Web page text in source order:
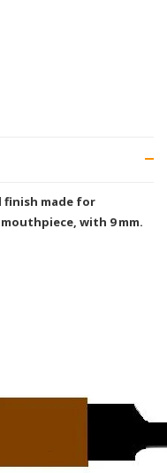
finish made for
with 9 mm.